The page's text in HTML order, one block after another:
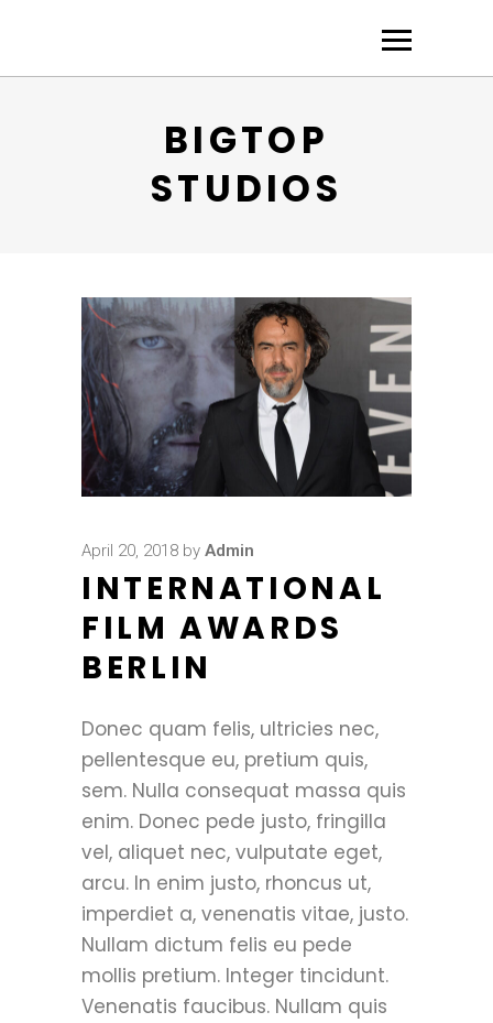
BIGTOP
STUDIOS
April 20, 2018 by Admin
INTERNATIONAL
FILM AWARDS
BERLIN
Donec quam felis, ultricies nec,
pellentesque eu, pretium quis,
sem. Nulla consequat massa quis
enim. Donec pede justo, fringilla
vel, aliquet nec, vulputate eget,
arcu. In enim justo, rhoncus ut,
imperdiet a, venenatis vitae, justo.
Nullam dictum felis eu pede
mollis pretium. Integer tincidunt.
Venenatis faucibus. Nullam quis